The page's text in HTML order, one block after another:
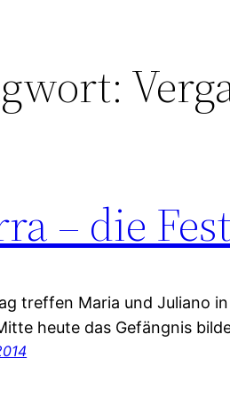
– die
treffen Maria und Juliano
Mitte heute das